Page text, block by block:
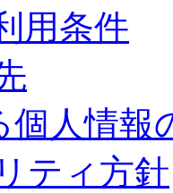
用条件
個人情
ティ方針